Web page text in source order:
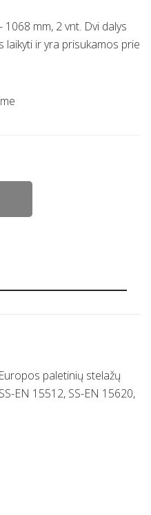
1068 mm, 2 vnt. Dvi dalys
laikyti ir yra prisukamos prie
paletinių stelažų
EN 15512, SS-EN 15620,